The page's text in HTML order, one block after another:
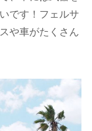
です！フェルサ
や車がたくさん